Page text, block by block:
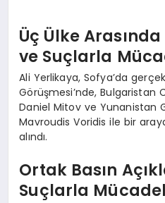
Üç Ülke
ve Suçlarla
Ali Yerlikaya, Sofya’da
Görüşmesi’nde, Bulgaristan
Daniel Mitov ve Yunanistan
Mavroudis Voridis ile bir
alındı.
Ortak Basın
Suçlarla